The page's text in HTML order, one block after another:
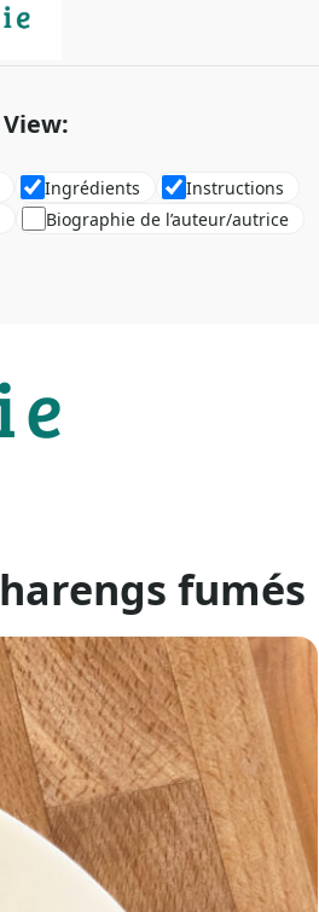
Ingrédients
Instructions
Biographie de l’auteur/autrice
fumés